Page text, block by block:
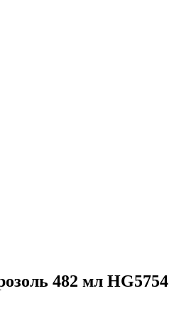
482 мл HG5754